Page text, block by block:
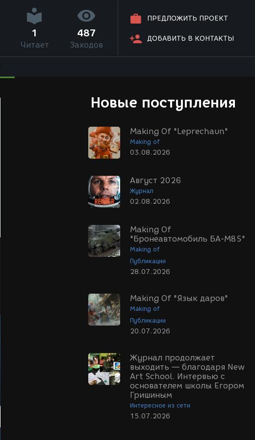
ПРЕДЛОЖИТЬ ПРОЕКТ
ДОБАВИТЬ В КОНТАКТЫ
1
Читает
487
Заходов
Новые поступления
Making Of "Leprechaun"
Making of
03.08.2026
Август 2026
Журнал
02.08.2026
Making Of
"Бронеавтомобиль БА-М85"
Making of
Публикации
28.07.2026
Making Of "Язык даров"
Making of
Публикации
20.07.2026
Журнал продолжает
выходить — благодаря New
Art School. Интервью с
основателем школы Егором
Гришиным
Интересное из сети
15.07.2026